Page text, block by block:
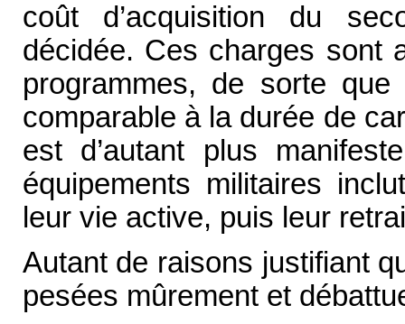
coût d’acquisition du
décidée. Ces charges sont
programmes, de sorte
comparable à la durée de
est d’autant plus
équipements militaires
leur vie active, puis leur
Autant de raisons justifiant
pesées mûrement et